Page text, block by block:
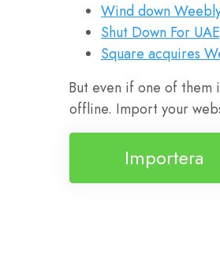
Wind down
Shut Down For
Square acquires
But even if one of them
offline. Import your
Importera